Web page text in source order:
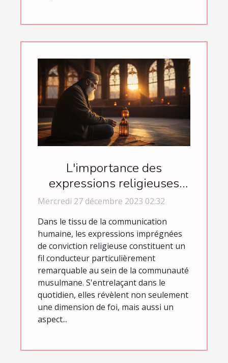
L'importance des
expressions religieuses
dans la communication
quotidienne des
musulmans
Mercredi 27 décembre 2023 02:32
Dans le tissu de la communication
humaine, les expressions imprégnées
de conviction religieuse constituent un
fil conducteur particulièrement
remarquable au sein de la communauté
musulmane. S'entrelaçant dans le
quotidien, elles révèlent non seulement
une dimension de foi, mais aussi un
aspect...